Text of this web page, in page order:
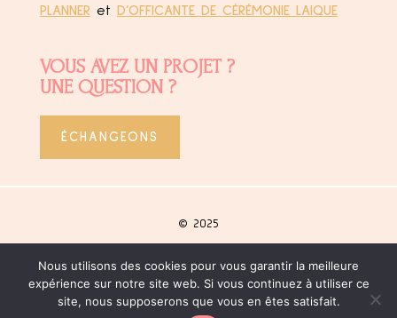
PLANNER et D’OFFICANTE DE CÉRÉMONIE LAIQUE
VOUS AVEZ UN PROJET ?
UNE QUESTION ?
ÉCHANGEONS
© 2025
Site crééby Agence Bohemia
Nous utilisons des cookies pour vous garantir la meilleure
expérience sur notre site web. Si vous continuez à utiliser ce
site, nous supposerons que vous en êtes satisfait.